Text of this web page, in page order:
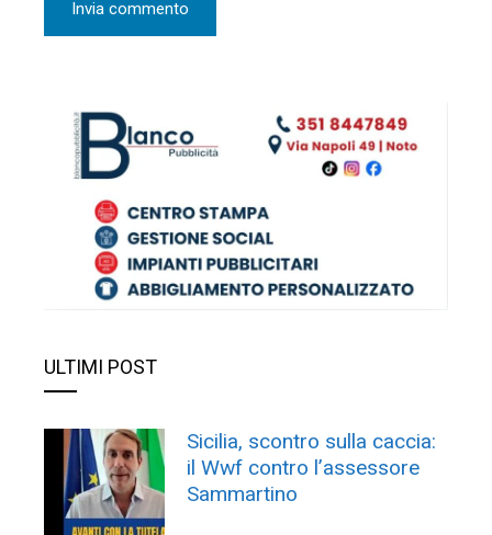
ULTIMI POST
Sicilia, scontro sulla caccia:
il Wwf contro l’assessore
Sammartino